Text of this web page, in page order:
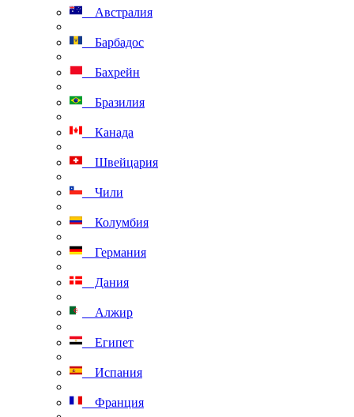
Австралия
Барбадос
Бахрейн
Бразилия
Канада
Швейцария
Чили
Колумбия
Германия
Дания
Алжир
Египет
Испания
Франция